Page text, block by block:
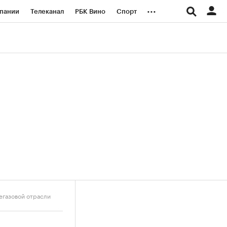
Телеканал РБК Вино Спорт ...
отрасли